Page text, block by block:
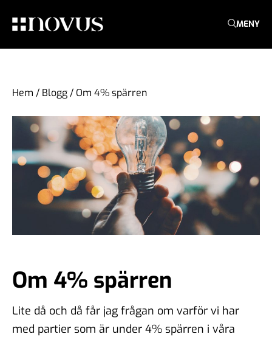
MENY
Hem / Blogg/ Om 4% spärren
Om 4% spärren
Lite då och då får jag frågan om varför vi har
med partier som är under 4% spärren i våra